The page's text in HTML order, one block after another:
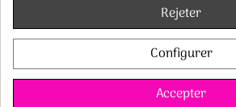
Rejeter
Configurer
Accepter